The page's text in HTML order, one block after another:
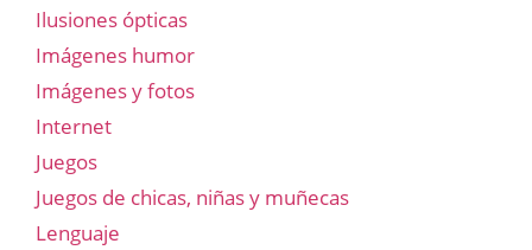
Ilusiones ópticas
Imágenes humor
Imágenes y fotos
Internet
Juegos
Juegos de chicas, niñas y muñecas
Lenguaje